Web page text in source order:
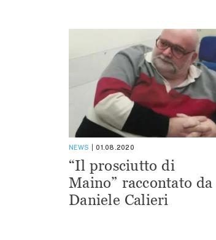
NEWS 01.08.2020
“Il prosciutto di
Maino” raccontato da
Daniele Calieri